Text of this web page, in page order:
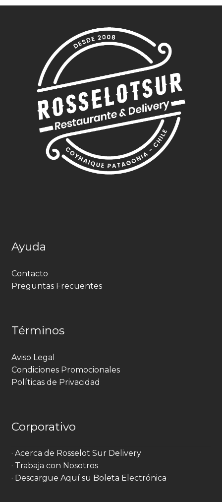
Ayuda
Contacto
Preguntas Frecuentes
Términos
Aviso Legal
Condiciones Promocionales
Políticas de Privacidad
Corporativo
· Acerca de Rosselot Sur Delivery
· Trabaja con Nosotros
· Descargue Aquí su Boleta Electrónica